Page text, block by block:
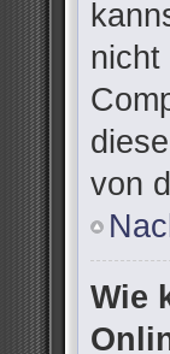
nicht
von
Wie